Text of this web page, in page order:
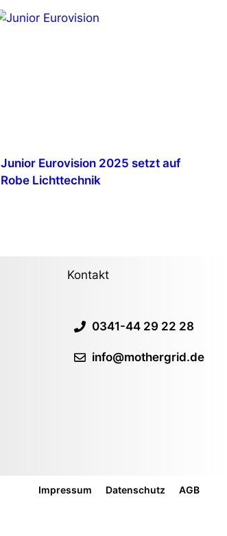
Junior Eurovision 2025 setzt auf
Robe Lichttechnik
Kontakt
0341-44 29 22 28
info@mothergrid.de
Impressum Datenschutz AGB